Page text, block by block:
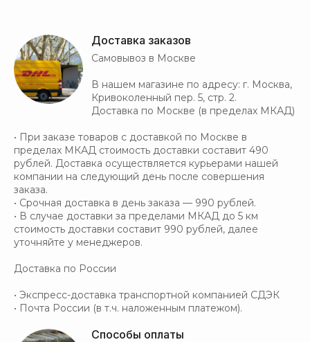
Доставка заказов
Самовывоз в Москве
В нашем магазине по адресу: г. Москва,
Кривоколенный пер. 5, стр. 2.
Доставка по Москве (в пределах МКАД)
• При заказе товаров с доставкой по Москве в
пределах МКАД стоимость доставки составит 490
рублей. Доставка осуществляется курьерами нашей
компании на следующий день после совершения
заказа.
• Срочная доставка в день заказа — 990 рублей.
• В случае доставки за пределами МКАД до 5 км
стоимость доставки составит 990 рублей, далее
уточняйте у менеджеров.
Доставка по России
• Экспресс-доставка транспортной компанией СДЭК
• Почта России (в т.ч. наложенным платежом).
Способы оплаты